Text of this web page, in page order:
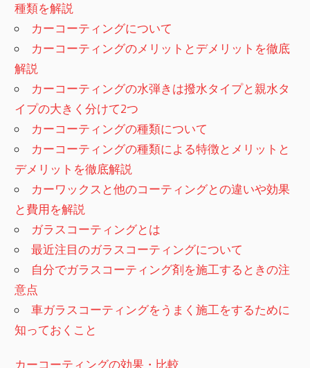
種類を解説
カーコーティングについて
カーコーティングのメリットとデメリットを徹底
解説
カーコーティングの水弾きは撥水タイプと親水タ
イプの大きく分けて2つ
カーコーティングの種類について
カーコーティングの種類による特徴とメリットと
デメリットを徹底解説
カーワックスと他のコーティングとの違いや効果
と費用を解説
ガラスコーティングとは
最近注目のガラスコーティングについて
自分でガラスコーティング剤を施工するときの注
意点
車ガラスコーティングをうまく施工をするために
知っておくこと
カーコーティングの効果・比較